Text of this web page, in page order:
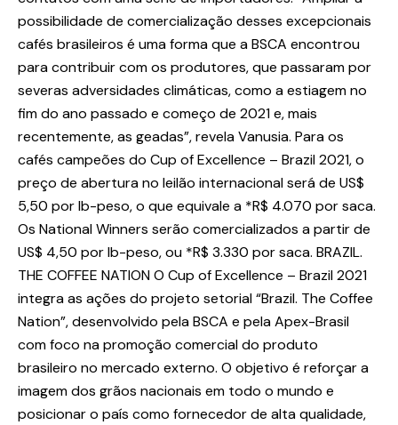
possibilidade de comercialização desses excepcionais
cafés brasileiros é uma forma que a BSCA encontrou
para contribuir com os produtores, que passaram por
severas adversidades climáticas, como a estiagem no
fim do ano passado e começo de 2021 e, mais
recentemente, as geadas”, revela Vanusia. Para os
cafés campeões do Cup of Excellence – Brazil 2021, o
preço de abertura no leilão internacional será de US$
5,50 por lb-peso, o que equivale a *R$ 4.070 por saca.
Os National Winners serão comercializados a partir de
US$ 4,50 por lb-peso, ou *R$ 3.330 por saca. BRAZIL.
THE COFFEE NATION O Cup of Excellence – Brazil 2021
integra as ações do projeto setorial “Brazil. The Coffee
Nation”, desenvolvido pela BSCA e pela Apex-Brasil
com foco na promoção comercial do produto
brasileiro no mercado externo. O objetivo é reforçar a
imagem dos grãos nacionais em todo o mundo e
posicionar o país como fornecedor de alta qualidade,